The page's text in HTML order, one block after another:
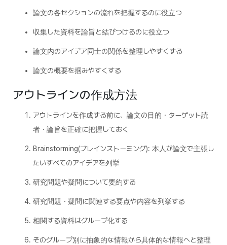
論文の各セクションの流れを把握するのに役立つ
収集した資料を論旨と結びつけるのに役立つ
論文内のアイデア同士の関係を整理しやすくする
論文の概要を掴みやすくする
アウトラインの作成方法
アウトラインを作成する前に、論文の目的・ターゲット読
者・論旨を正確に把握しておく
Brainstorming(ブレインストーミング): 本人が論文で主張し
たいすべてのアイデアを列挙
研究問題や疑問について要約する
研究問題・疑問に関連する要点や内容を列挙する
相関する資料はグループ化する
そのグループ別に抽象的な情報から具体的な情報へと整理